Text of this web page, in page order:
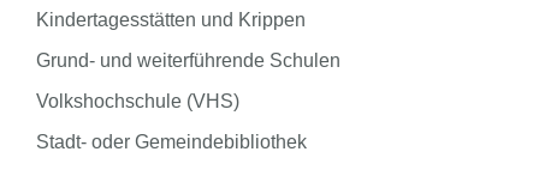
Kindertagesstätten und Krippen
Grund- und weiterführende Schulen
Volkshochschule (VHS)
Stadt- oder Gemeindebibliothek